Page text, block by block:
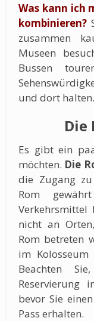
Was kann ich
kombinieren?
zusammen
Museen
Bussen
und dort halten.
Die
Es gibt ein
möchten. Die
die Zugang
Rom
Verkehrsmittel
nicht an
Rom betreten
im
Beachten
Reservierung
bevor Sie
Pass erhalten.